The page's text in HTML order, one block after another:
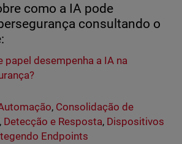
como a IA pode
consultando o
papel desempenha a IA na
, Consolidação de
Detecção e Resposta, Dispositivos
Endpoints